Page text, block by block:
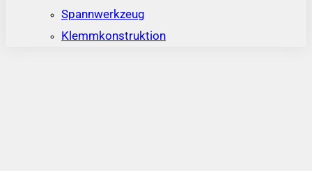
Spannwerkzeug
Klemmkonstruktion